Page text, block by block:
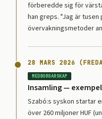
förberedde sig för
han greps. "Jag är
övervakningsmetoder
28 MARS 2026
MEDBORGARSKAP
Insamling —
Szabó:s syskon startar
över 260 miljoner HUF